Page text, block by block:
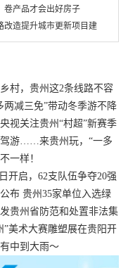
卷产品才会出好房子
改造提升城市更新项目建
村，贵州这2条线路不容
两减三免”带动冬季游不降
视关注贵州“村超”新赛季
游……来贵州玩，“一多
一样！
开启，62支队伍争夺20强
布 贵州35家单位入选绿
贵州省防范和处置非法集
”美术大赛雕塑展在贵阳开
中到大雨～